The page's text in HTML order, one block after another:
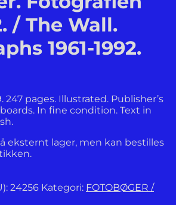
/ The Wall.
1961-1992.
247 pages. Illustrated. Publisher’s
In fine condition. Text in
eksternt lager, men kan bestilles
24256 Kategori: FOTOBØGER /